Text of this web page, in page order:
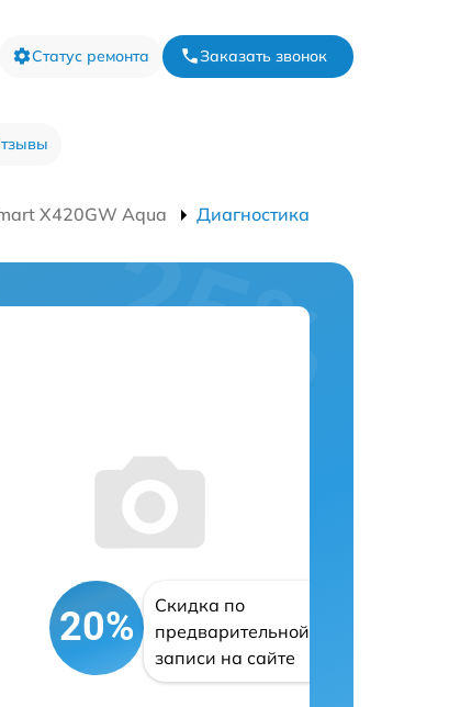
Статус ремонта Заказать звонок
Х420GW Aqua Диагностика
20%
Скидка по
предварительной
записи на сайте